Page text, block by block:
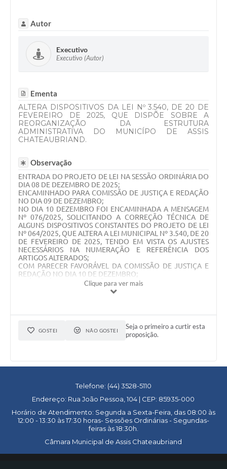
Autor
Executivo
Executivo (Autor)
Ementa
ALTERA DISPOSITIVOS DA LEI Nº 3.540, DE 20 DE
FEVEREIRO DE 2025, QUE DISPÕE SOBRE A
REORGANIZAÇÃO DA ESTRUTURA
ADMINISTRATIVA DO MUNICÍPO DE ASSIS
CHATEAUBRIAND.
Observação
ENTRADA DO PROJETO DE LEI NA SESSÃO ORDINÁRIA DO
DIA 08 DE DEZEMBRO DE 2025;
ENCAMINHADO PARA COMISSÃO DE JUSTIÇA E REDAÇÃO
NO DIA 09 DE DEZEMBRO;
NO DIA 10 DEZEMBRO FOI ENCAMINHADA A MENSAGEM
Nº 076/2025, SOLICITANDO A CORREÇÃO TÉCNICA DE
ALGUNS DISPOSITIVOS CONSTANTES DO PROJETO DE LEI
Nº 064/2025, QUE ALTERA A LEI MUNICIPAL Nº 3.540, DE 20
DE FEVEREIRO DE 2025, TENDO EM VISTA OS AJUSTES
NECESSÁRIOS NA NUMERAÇÃO E REFERÊNCIA DOS
ARTIGOS ALTERADOS;
COM PARECER FAVORÁVEL DA COMISSÃO DE JUSTIÇA E
REDAÇÃO NO DIA 10 DE DEZEMBRO;
APÓS ANÁLISE A COMISSÃO DE FINANÇAS E ORÇAMENTO
EMITIU PARECER FAVORÁVEL AO PROJETO DE LEI, COM
A MANIFESTAÇÃO DA COMISSÃO DE JUSTIÇA E REDAÇÃO;
​EM PRIMEIRA VOTAÇÃO NA SESSÃO EXTRAORDINÁRIA DO
DIA 12 DE DEZEMBRO (APROVADO);
​EM SEGUNDA VOTAÇÃO NA SESSÃO ORDINÁRIA DO DIA 15
Clique para ver mais
GOSTEI NÃO GOSTEI
Seja o primeiro a curtir esta
proposição.
Telefone: (44) 3528-5110
Endereço: Rua João Pessoa, 104 | CEP: 85935-000
Horário de Atendimento: Segunda a Sexta-Feira, das 08:00 às
12:00 - 13:30 às 17:30 horas- Sessões Ordinárias - Segundas-
feiras às 18:30h.
Câmara Municipal de Assis Chateaubriand